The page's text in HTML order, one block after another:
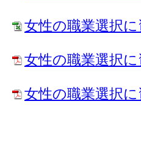
女性の職業選択
女性の職業選択
女性の職業選択